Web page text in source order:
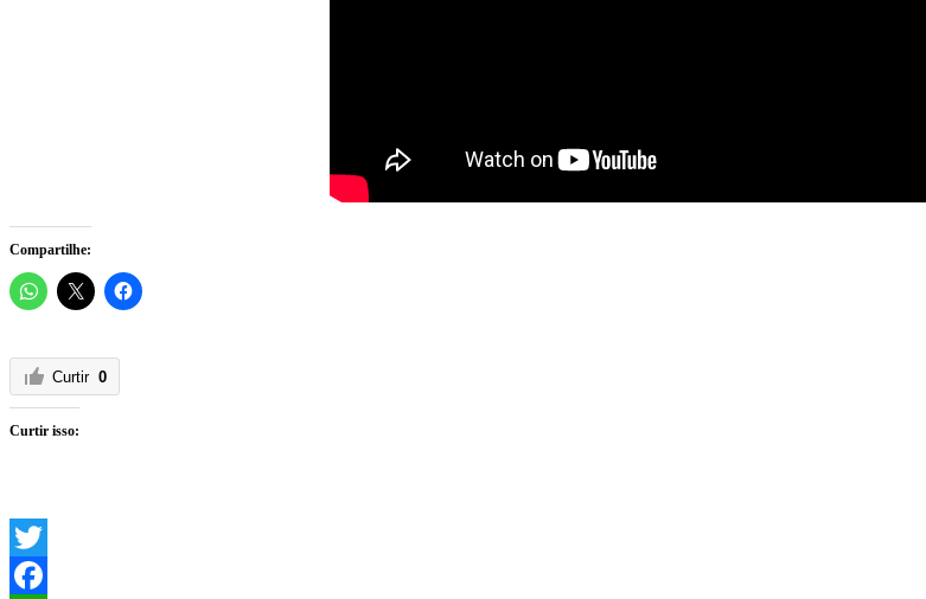
Compartilhe:
Curtir 0
Curtir isso:
Twitter